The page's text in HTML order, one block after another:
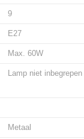
9
E27
Max. 60W
Lamp niet inbegrepen
Metaal